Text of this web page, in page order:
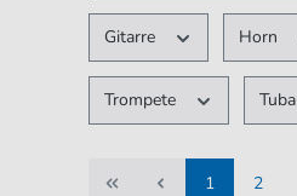
Gitarre Horn
Trompete Tuba
1
2